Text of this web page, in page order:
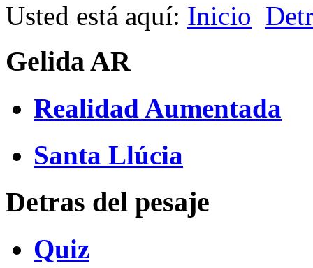
Usted está aquí: Inicio
Gelida AR
Realidad Aumentada
Santa Llúcia
Detras del pesaje
Quiz